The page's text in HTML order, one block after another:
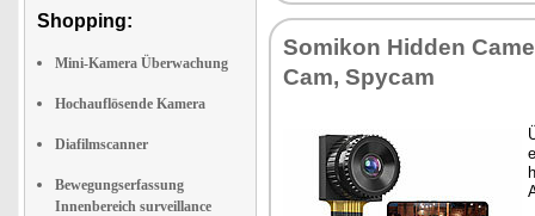
Shopping:
Mini-Kamera Überwachung
Hochauflösende Kamera
Diafilmscanner
Bewegungserfassung
Innenbereich surveillance
Somikon Hidden
Cam, Spycam